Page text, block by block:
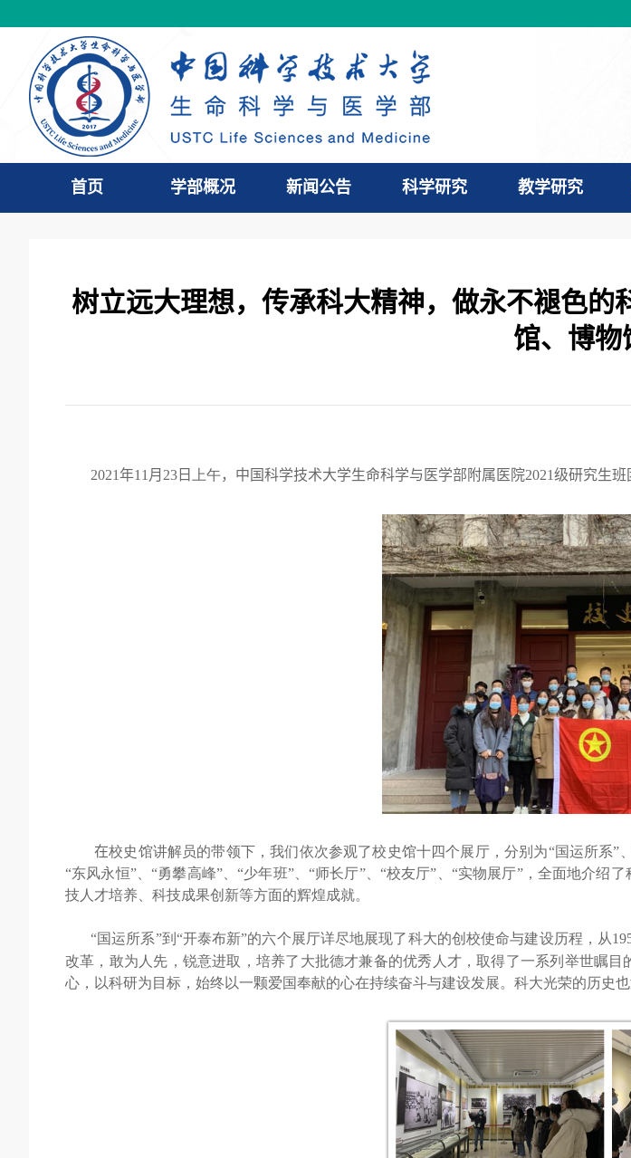
首页 学部概况 新闻公告 科学研究 教学研究
树立远大理想，传承科大精神，做永不褪色
馆、博物
2021年11 月 23日 上午，中国科学技术大学生命科学与医学部附属医院2021级研究生班
在校史馆讲解员的带领下，我们依次参观了校史馆十四个展厅，分别为“国运所系”
“东风永恒”、“勇攀高峰”、“少年班”、“师长厅”、“校友厅”、“实物展厅”，全面地介
技人才培养
科技成果创新等方面的辉煌成就。
“国运所系”到“开泰布新”的六个展厅详尽地展现了科大的创校使命与建设历程，从
改革，敢为人先 ， 锐意进取 ， 培养了大批德才兼备的优秀人才，取得了一系列举世瞩目
心，以科研为目标，始终以一颗爱国奉献的心在持续奋斗与建设发展。 科大光荣的历史